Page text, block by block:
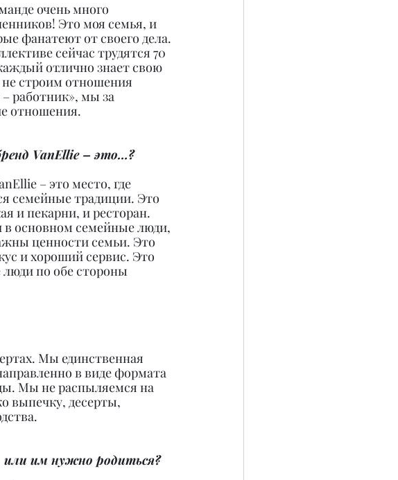
очень много
Это моя семья, и
фанатеют от своего дела.
сейчас трудятся 70
отлично знает свою
строим отношения
работник», мы за
отношения.
VanEllie – это…?
– это место, где
семейные традиции. Это
и пекарни, и ресторан.
в основном семейные люди,
ценности семьи. Это
и хороший сервис. Это
люди по обе стороны
Мы единственная
в виде формата
Мы не распыляемся на
выпечку, десерты,
им нужно родиться?